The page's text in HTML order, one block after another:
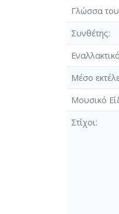
Γλώσσα
Συνθέτης
Μέσο
Μουσικό
Στίχοι